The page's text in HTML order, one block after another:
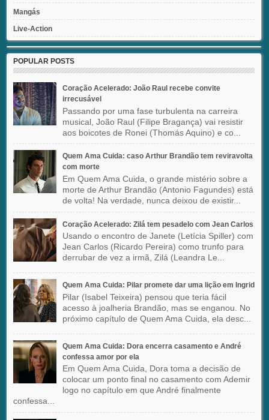
Mangás
Live-Action
POPULAR POSTS
Coração Acelerado: João Raul recebe convite
irrecusável
Passando por uma fase turbulenta na carreira
musical, João Raul (Filipe Bragança) vai resistir
aos boicotes de Ronei (Thomás Aquino) e co...
Quem Ama Cuida: caso Arthur Brandão tem reviravolta
com morte
Em Quem Ama Cuida, o grande mistério sobre a
morte de Arthur Brandão (Antonio Fagundes) está
de volta! Na verdade, nunca deixou de existir...
Coração Acelerado: Zilá tem pesadelo com Jean Carlos
Usando o encontro de Janete (Letícia Spiller) com
Jean Carlos (Ricardo Pereira) como trunfo para
derrubar de vez a irmã, Zilá (Leandra Le...
Quem Ama Cuida: Pilar promete dar uma lição em Ingrid
Pilar (Isabel Teixeira) pensou que teria fácil
acesso à joalheria Brandão, mas se enganou. No
próximo capítulo de Quem Ama Cuida, ela desc...
Quem Ama Cuida: Dora encerra casamento e André
confessa amor por ela
Em Quem Ama Cuida, Dora toma a decisão de
colocar um ponto final no casamento com Ademir
logo no capítulo em que André finalmente
confessa...